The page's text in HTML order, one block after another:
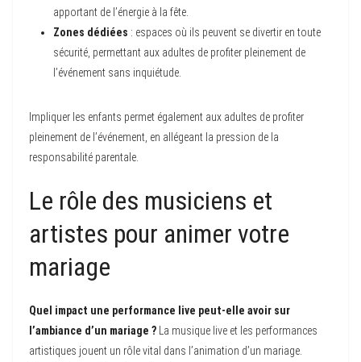
apportant de l’énergie à la fête.
Zones dédiées : espaces où ils peuvent se divertir en toute
sécurité, permettant aux adultes de profiter pleinement de
l’événement sans inquiétude.
Impliquer les enfants permet également aux adultes de profiter
pleinement de l’événement, en allégeant la pression de la
responsabilité parentale.
Le rôle des musiciens et
artistes pour animer votre
mariage
Quel impact une performance live peut-elle avoir sur
l’ambiance d’un mariage ? La musique live et les performances
artistiques jouent un rôle vital dans l’animation d’un mariage.